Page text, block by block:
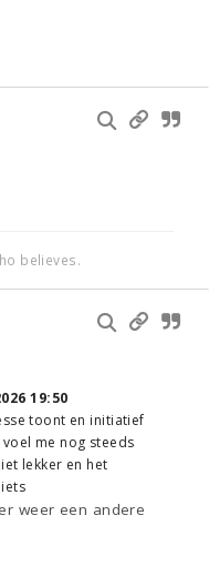
believes.
19:50
toont en initiatief
me nog steeds
lekker en het
weer een andere